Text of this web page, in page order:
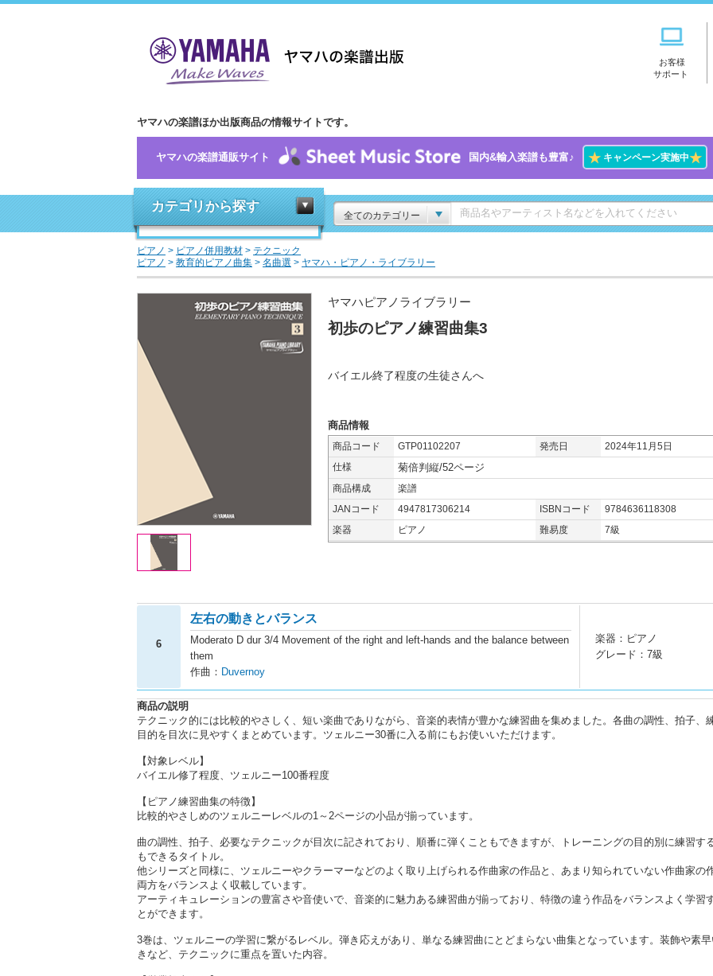
お客様
サポート
ヤマハの楽譜ほか出版商品の情報サイトです。
ヤマハの楽譜通販サイト 国内&輸入楽譜も豊富♪ ★キャンペーン実施中★
カテゴリから探す
全てのカテゴリー
ピアノ > ピアノ併用教材 > テクニック
ピアノ > 教育的ピアノ曲集 > 名曲選 > ヤマハ・ピアノ・ライブラリー
ヤマハピアノライブラリー
初歩のピアノ練習曲集3
バイエル終了程度の生徒さんへ
商品情報
商品コード GTP01102207 発売日
2024年11月5日
仕様
菊倍判縦/52ページ
商品構成
楽譜
JANコード
4947817306214 ISBNコード
9784636118308
楽器
ピアノ 難易度 7級
6
左右の動きとバランス
Moderato D dur 3/4 Movement of the right and left-hands and the balance between
them
作曲： Duvernoy
楽器：ピアノ
グレード：7級
商品の説明
テクニック的には比較的やさしく、短い楽曲でありながら、音楽的表情が豊かな練習曲を集めました。各曲の調性、拍子、
目的を目次に見やすくまとめています。ツェルニー30番に入る前にもお使いいただけます。
【対象レベル】
バイエル修了程度、ツェルニー100番程度
【ピアノ練習曲集の特徴】
比較的やさしめのツェルニーレベルの1～2ページの小品が揃っています。
曲の調性、拍子、必要なテクニックが目次に記されており、順番に弾くこともできますが、トレーニングの目的別に練習す
もできるタイトル。
他シリーズと同様に、ツェルニーやクラーマーなどのよく取り上げられる作曲家の作品と、あまり知られていない作曲家の
両方をバランスよく収載しています。
アーティキュレーションの豊富さや音使いで、音楽的に魅力ある練習曲が揃っており、特徴の違う作品をバランスよく学習
とができます。
3巻は、ツェルニーの学習に繋がるレベル。弾き応えがあり、単なる練習曲にとどまらない曲集となっています。装飾や素
きなど、テクニックに重点を置いた内容。